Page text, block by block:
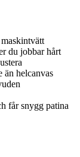
du jobbar hårt
än helcanvas
får snygg patina